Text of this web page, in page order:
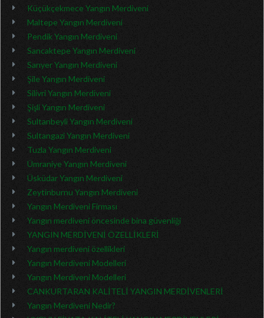
Küçükçekmece Yangın Merdiveni
Maltepe Yangın Merdiveni
Pendik Yangın Merdiveni
Sancaktepe Yangın Merdiveni
Sarıyer Yangın Merdiveni
Şile Yangın Merdiveni
Silivri Yangın Merdiveni
Şişli Yangın Merdiveni
Sultanbeyli Yangın Merdiveni
Sultangazi Yangın Merdiveni
Tuzla Yangın Merdiveni
Ümraniye Yangın Merdiveni
Üsküdar Yangın Merdiveni
Zeytinburnu Yangın Merdiveni
Yangın Merdiveni Firması
Yangın merdiveni öncesinde bina güvenliği
YANGIN MERDİVENİ ÖZELLİKLERİ
Yangın merdiveni özellikleri
Yangın Merdiveni Modelleri
Yangın Merdiveni Modelleri
CANKURTARAN KALİTELİ YANGIN MERDİVENLERİ
Yangın Merdiveni Nedir?